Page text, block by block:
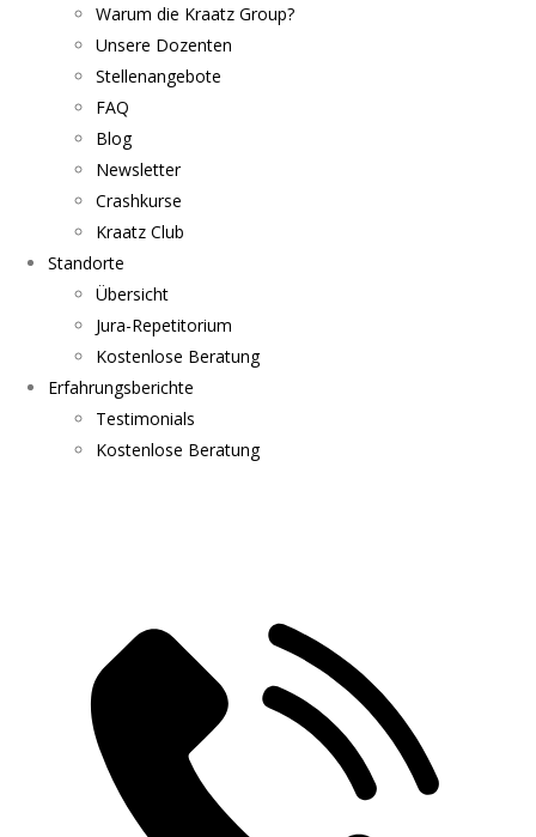
Warum die Kraatz Group?
Unsere Dozenten
Stellenangebote
FAQ
Blog
Newsletter
Crashkurse
Kraatz Club
Standorte
Übersicht
Jura-Repetitorium
Kostenlose Beratung
Erfahrungsberichte
Testimonials
Kostenlose Beratung